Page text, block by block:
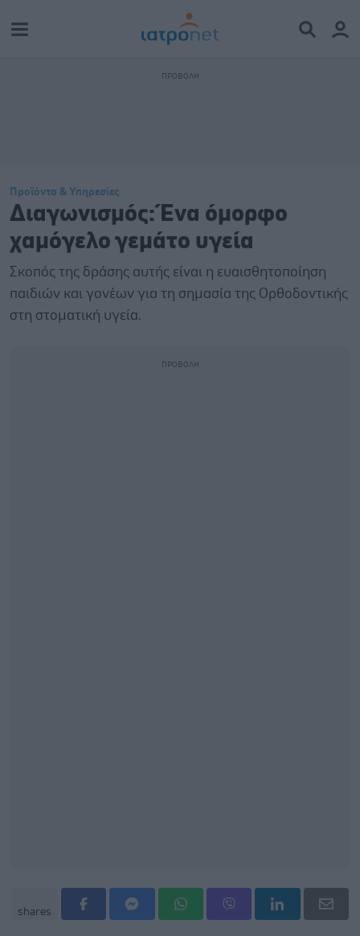
Προϊόντα & Υπηρεσίες
Διαγωνισμός: Ένα όμορφο
χαμόγελο γεμάτο υγεία
Σκοπός της δράσης αυτής είναι η ευαισθητοποίηση
παιδιών και γονέων για τη σημασία της Ορθοδοντικής
στη στοματική υγεία.
shares